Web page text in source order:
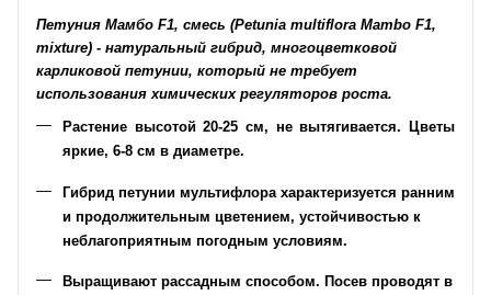
Петуния Мамбо F1, смесь (Petunia multiflora Mambo F1,
mixture) - натуральный гибрид, многоцветковой
карликовой петунии, который не требует
использования химических регуляторов роста.
Растение высотой 20-25 см, не вытягивается. Цветы
яркие, 6-8 см в диаметре.
Гибрид петунии мультифлора характеризуется ранним
и продолжительным цветением, устойчивостью к
неблагоприятным погодным условиям.
Выращивают рассадным способом. Посев проводят в